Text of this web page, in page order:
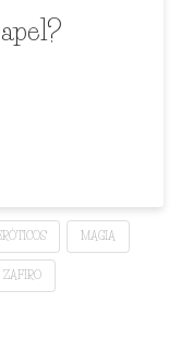
MAGIA
ZAFIRO